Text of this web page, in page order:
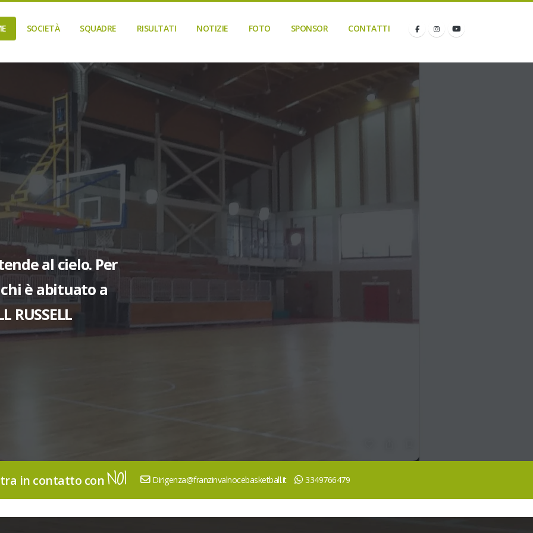
SOCIETÀ SQUADRE RISULTATI NOTIZIE FOTO SPONSOR CONTATTI
in contatto conNOI Dirigenza@franzinvalnocebasketball.it 3349766479